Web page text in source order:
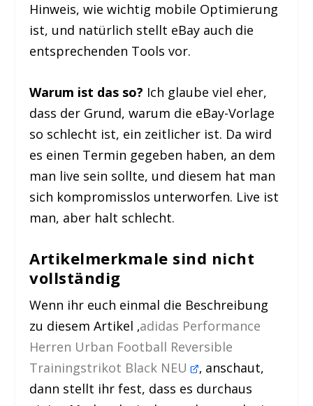
Hinweis, wie wichtig mobile Optimierung
ist, und natürlich stellt eBay auch die
entsprechenden Tools vor.
Warum ist das so? Ich glaube viel eher,
dass der Grund, warum die eBay-Vorlage
so schlecht ist, ein zeitlicher ist. Da wird
es einen Termin gegeben haben, an dem
man live sein sollte, und diesem hat man
sich kompromisslos unterworfen. Live ist
man, aber halt schlecht.
Artikelmerkmale sind nicht
vollständig
Wenn ihr euch einmal die Beschreibung
zu diesem Artikel ‚adidas Performance
Herren Urban Football Reversible
Trainingstrikot Black NEU ‚ anschaut,
dann stellt ihr fest, dass es durchaus